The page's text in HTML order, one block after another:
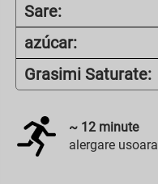
Sare:
azúcar:
Grasimi Saturate:
~ 12 minute
alergare usoara